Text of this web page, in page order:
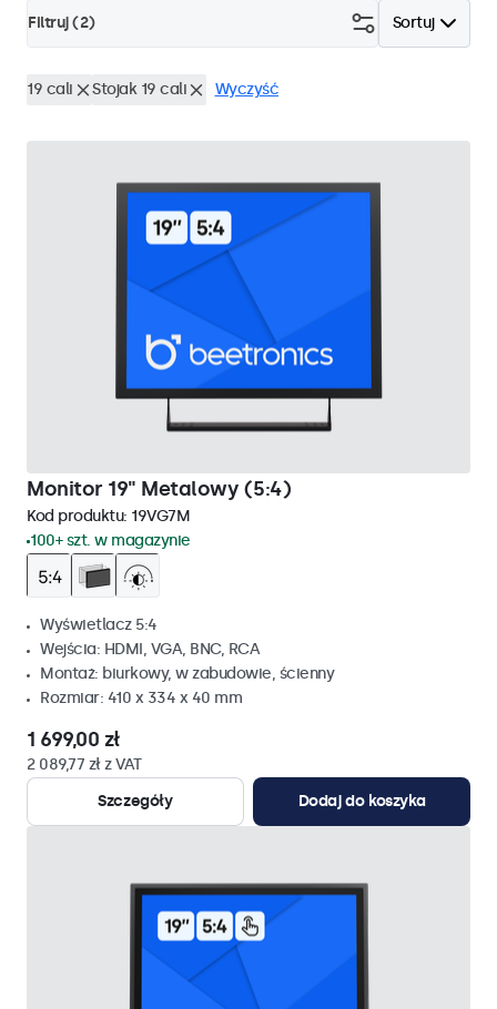
Sortuj
Filtruj (2)
19 cali Stojak 19 cali Wyczyść
Monitor 19" Metalowy (5:4)
Kod produktu: 19VG7M
100+ szt. w magazynie
Wyświetlacz 5:4
Wejścia: HDMI, VGA, BNC, RCA
Montaż: biurkowy, w zabudowie, ścienny
Rozmiar: 410 x 334 x 40 mm
1 699,00 zł
2 089,77 zł z VAT
Szczegóły
Dodaj do koszyka